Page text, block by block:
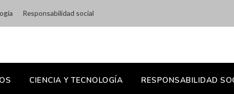
Responsabilidad social
CIENCIA Y TECNOLOGÍA RESPONSABILIDAD